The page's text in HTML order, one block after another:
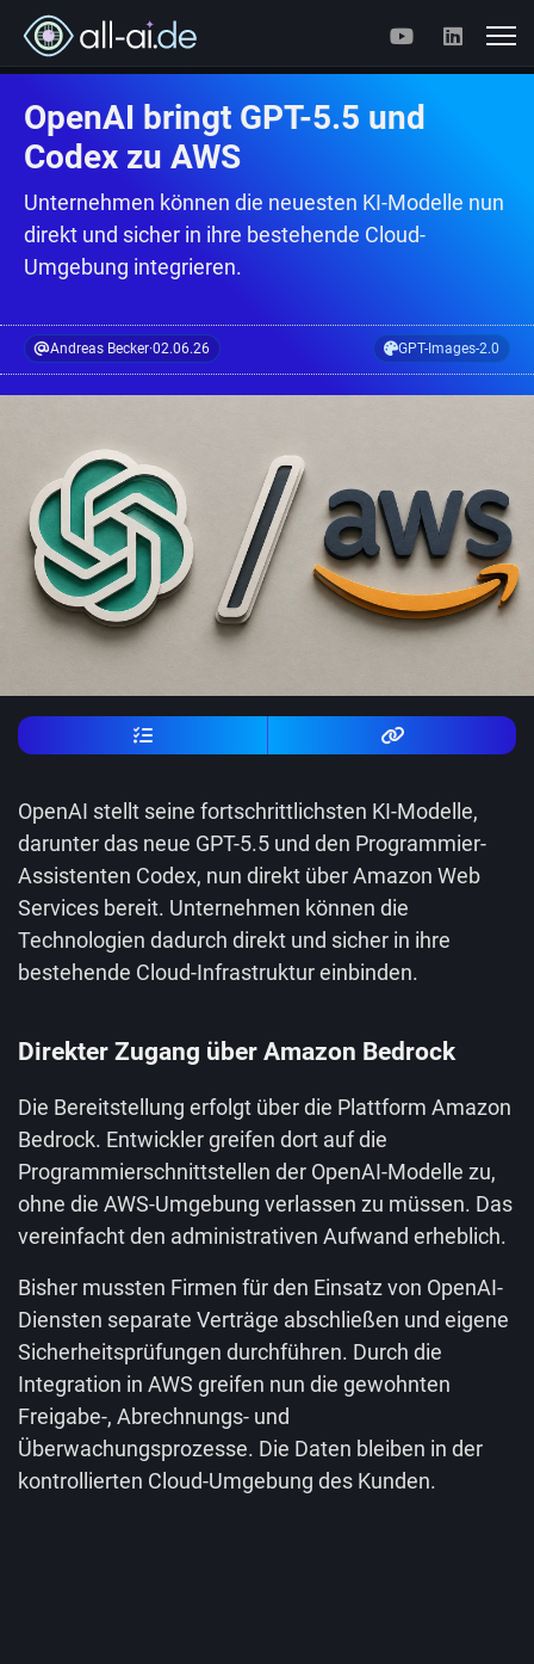
OpenAI bringt GPT-5.5 und
Codex zu AWS
Unternehmen können die neuesten KI-Modelle nun
direkt und sicher in ihre bestehende Cloud-
Umgebung integrieren.
Andreas Becker·02.06.26 GPT-Images-2.0
OpenAI stellt seine fortschrittlichsten KI-Modelle,
darunter das neue GPT-5.5 und den Programmier-
Assistenten Codex, nun direkt über Amazon Web
Services bereit. Unternehmen können die
Technologien dadurch direkt und sicher in ihre
bestehende Cloud-Infrastruktur einbinden.
Direkter Zugang über Amazon Bedrock
Die Bereitstellung erfolgt über die Plattform Amazon
Bedrock. Entwickler greifen dort auf die
Programmierschnittstellen der OpenAI-Modelle zu,
ohne die AWS-Umgebung verlassen zu müssen. Das
vereinfacht den administrativen Aufwand erheblich.
Bisher mussten Firmen für den Einsatz von OpenAI-
Diensten separate Verträge abschließen und eigene
Sicherheitsprüfungen durchführen. Durch die
Integration in AWS greifen nun die gewohnten
Freigabe-, Abrechnungs- und
Überwachungsprozesse. Die Daten bleiben in der
kontrollierten Cloud-Umgebung des Kunden.